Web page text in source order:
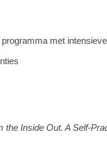
met
Inside Out. A Self-